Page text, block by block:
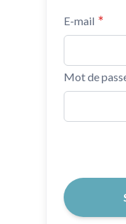
E-mail
Mot de